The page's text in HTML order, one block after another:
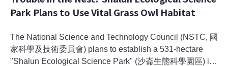
Park Plans to Use Vital Grass Owl Habitat
The National Science and Technology Council (NSTC, 國
家科學及技術委員會) plans to establish a 531-hectare
"Shalun Ecological Science Park" (沙崙生態科學園區) in